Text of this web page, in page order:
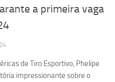
a primeira vaga
de Tiro Esportivo, Phelipe
impressionante sobre o